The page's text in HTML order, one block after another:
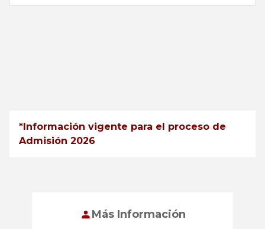
*Información vigente para el proceso de
Admisión 2026
Más Información